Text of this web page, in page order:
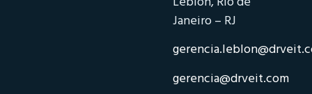
Janeiro – RJ
gerencia@drveit.com